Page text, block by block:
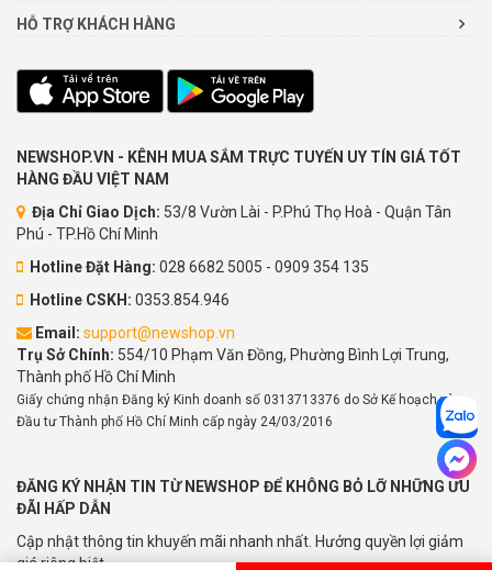
HỖ TRỢ KHÁCH HÀNG
NEWSHOP.VN - KÊNH MUA SẮM TRỰC TUYẾN UY TÍN GIÁ TỐT
HÀNG ĐẦU VIỆT NAM
Địa Chỉ Giao Dịch: 53/8 Vườn Lài - P.Phú Thọ Hoà - Quận Tân
Phú - TP.Hồ Chí Minh
Hotline Đặt Hàng: 028 6682 5005 - 0909 354 135
Hotline CSKH: 0353.854.946
Email: support@newshop.vn
Trụ Sở Chính: 554/10 Phạm Văn Đồng, Phường Bình Lợi Trung,
Thành phố Hồ Chí Minh
Giấy chứng nhận Đăng ký Kinh doanh số 0313713376 do Sở Kế hoạch và
Đầu tư Thành phố Hồ Chí Minh cấp ngày 24/03/2016
ĐĂNG KÝ NHẬN TIN TỪ NEWSHOP ĐỂ KHÔNG BỎ LỠ NHỮNG ƯU
ĐÃI HẤP DẪN
Cập nhật thông tin khuyến mãi nhanh nhất. Hưởng quyền lợi giảm
giá riêng biệt